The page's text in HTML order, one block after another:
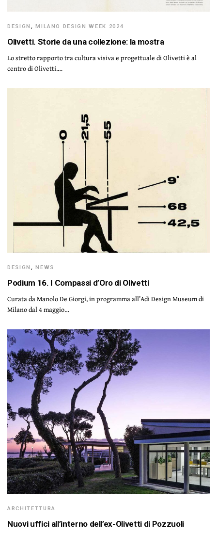
DESIGN ,MILANO DESIGN WEEK 2024
Olivetti. Storie da una collezione: la mostra
Lo stretto rapporto tra cultura visiva e progettuale di Olivetti è al
centro di Olivetti.…
DESIGN ,NEWS
Podium 16. I Compassi d’Oro di Olivetti
Curata da Manolo De Giorgi, in programma all’Adi Design Museum di
Milano dal 4 maggio…
ARCHITETTURA
Nuovi uffici all’interno dell’ex-Olivetti di Pozzuoli